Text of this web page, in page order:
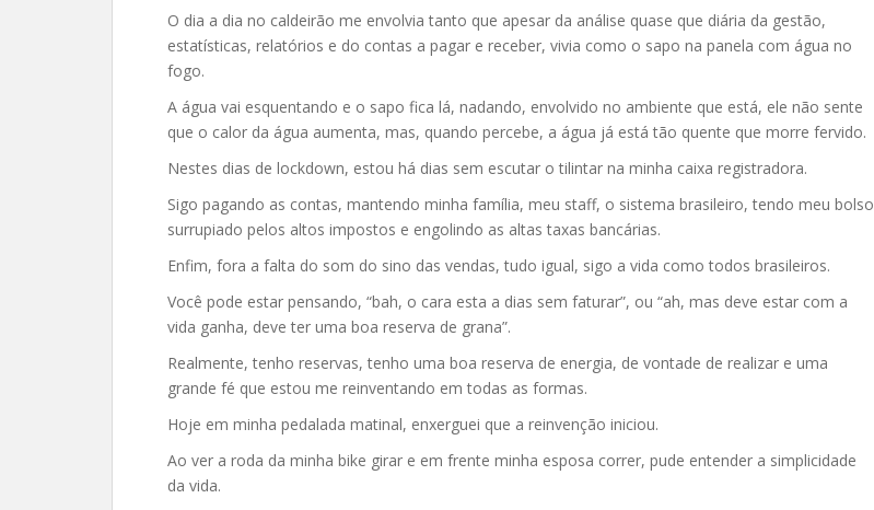
O dia a dia no caldeirão me envolvia tanto que apesar da análise quase que diária da gestão,
estatísticas, relatórios e do contas a pagar e receber, vivia como o sapo na panela com água no
fogo.
A água vai esquentando e o sapo fica lá, nadando, envolvido no ambiente que está, ele não sente
que o calor da água aumenta, mas, quando percebe, a água já está tão quente que morre fervido.
Nestes dias de lockdown, estou há dias sem escutar o tilintar na minha caixa registradora.
Sigo pagando as contas, mantendo minha família, meu staff, o sistema brasileiro, tendo meu bolso
surrupiado pelos altos impostos e engolindo as altas taxas bancárias.
Enfim, fora a falta do som do sino das vendas, tudo igual, sigo a vida como todos brasileiros.
Você pode estar pensando, “bah, o cara esta a dias sem faturar”, ou “ah, mas deve estar com a
vida ganha, deve ter uma boa reserva de grana”.
Realmente, tenho reservas, tenho uma boa reserva de energia, de vontade de realizar e uma
grande fé que estou me reinventando em todas as formas.
Hoje em minha pedalada matinal, enxerguei que a reinvenção iniciou.
Ao ver a roda da minha bike girar e em frente minha esposa correr, pude entender a simplicidade
da vida.